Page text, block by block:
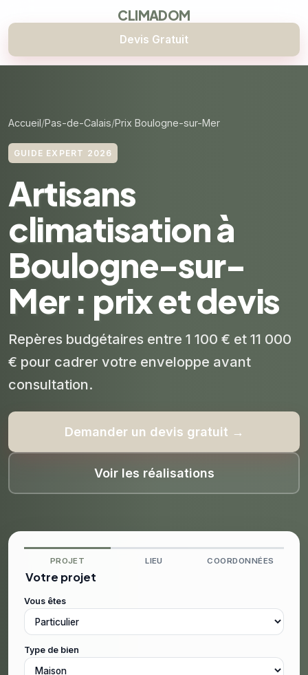
CLIMADOM
Devis Gratuit
Accueil Pas-de-Calais Prix Boulogne-sur-Mer
GUIDE EXPERT 2026
Artisans
climatisation à
Boulogne-sur-
Mer : prix et devis
Repères budgétaires entre 1 100 € et 11 000
€ pour cadrer votre enveloppe avant
consultation.
Demander un devis gratuit →
Voir les réalisations
PROJET LIEU COORDONNÉES
Votre projet
Vous êtes
Type de bien